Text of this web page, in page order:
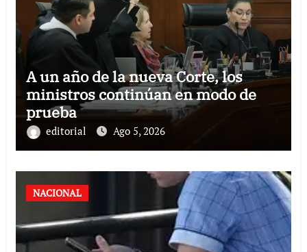
A un año de la nueva Corte, los
ministros continúan en modo de
prueba
editorial Ago 5, 2026
NACIONAL